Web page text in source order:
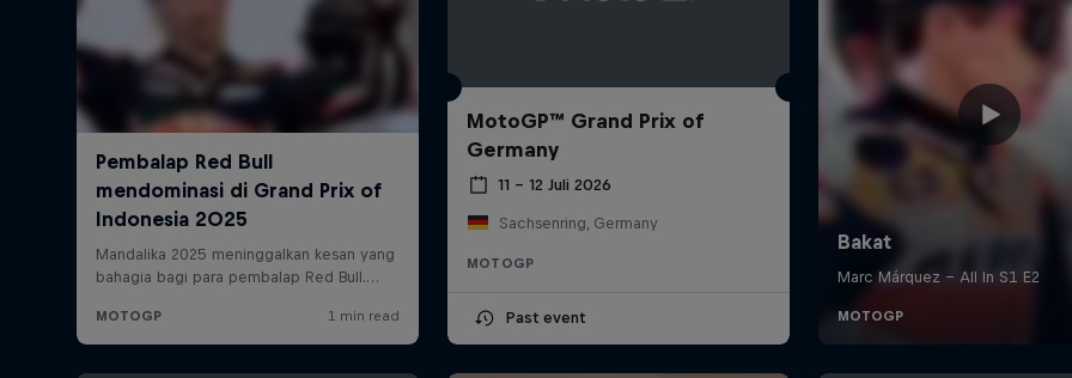
MotoGP™ Grand Prix of
Germany
11 – 12 Juli 2026
Sachsenring, Germany
MOTOGP
Past event